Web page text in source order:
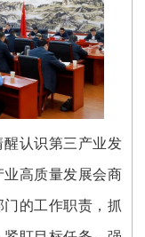
认识第三产业发
高质量发展会商
的工作职责，抓